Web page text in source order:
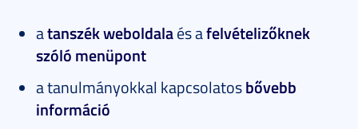
atanszék weboldalaés afelvételizőknek
szóló menüpont
a tanulmányokkal kapcsolatosbővebb
információ